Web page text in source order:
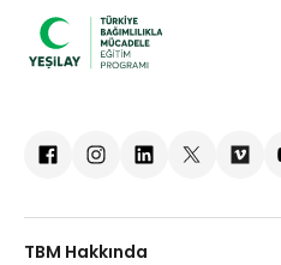
TBM Hakkında